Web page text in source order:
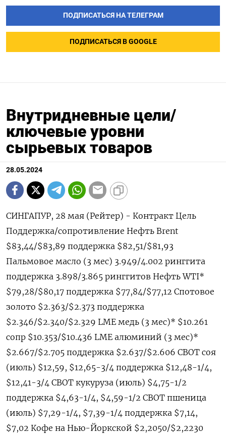
ПОДПИСАТЬСЯ НА ТЕЛЕГРАМ
ПОДПИСАТЬСЯ В GOOGLE
Внутридневные цели/
ключевые уровни
сырьевых товаров
28.05.2024
СИНГАПУР, 28 мая (Рейтер) - Контракт Цель
Поддержка/сопротивление Нефть Brent
$83,44/$83,89 поддержка $82,51/$81,93
Пальмовое масло (3 мес) 3.949/4.002 ринггита
поддержка 3.898/3.865 ринггитов Нефть WTI*
$79,28/$80,17 поддержка $77,84/$77,12 Спотовое
золото $2.363/$2.373 поддержка
$2.346/$2.340/$2.329 LME медь (3 мес)* $10.261
сопр $10.353/$10.436 LME алюминий (3 мес)*
$2.667/$2.705 поддержка $2.637/$2.606 CBOT соя
(июль) $12,59, $12,65-3/4 поддержка $12,48-1/4,
$12,41-3/4 CBOT кукуруза (июль) $4,75-1/2
поддержка $4,63-1/4, $4,59-1/2 CBOT пшеница
(июль) $7,29-1/4, $7,39-1/4 поддержка $7,14,
$7,02 Кофе на Нью-Йоркской $2,2050/$2,2230